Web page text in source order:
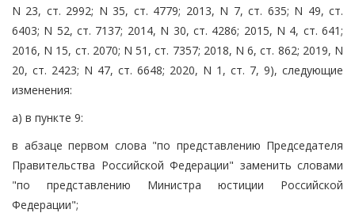
N 23, ст. 2992; N 35, ст. 4779; 2013, N 7, ст. 635; N 49, ст.
6403; N 52, ст. 7137; 2014, N 30, ст. 4286; 2015, N 4, ст. 641;
2016, N 15, ст. 2070; N 51, ст. 7357; 2018, N 6, ст. 862; 2019, N
20, ст. 2423; N 47, ст. 6648; 2020, N 1, ст. 7, 9), следующие
изменения:
а) в пункте 9:
в абзаце первом слова "по представлению Председателя
Правительства Российской Федерации" заменить словами
"по представлению Министра юстиции Российской
Федерации";